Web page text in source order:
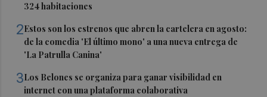
324 habitaciones
2Estos son los estrenos que abren la cartelera en agosto:
de la comedia 'El último mono' a una nueva entrega de
'La Patrulla Canina'
3Los Belones se organiza para ganar visibilidad en
internet con una plataforma colaborativa